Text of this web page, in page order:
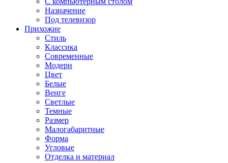
Назначение
Под телевизор
Прихожие
Стиль
Классика
Современные
Модерн
Цвет
Белые
Венге
Светлые
Темные
Размер
Малогабаритные
Форма
Угловые
Отделка и материал